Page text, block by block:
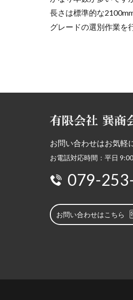
長さは標準的な
グレードの選別作業を
お問い合わせはお気軽
お電話対応時間：平日
079-
お問い合わせはこちら